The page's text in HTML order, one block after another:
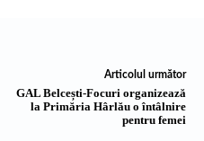
Articolul următor
GAL Belcești-Focuri organizează
la Primăria Hârlău o întâlnire
pentru femei